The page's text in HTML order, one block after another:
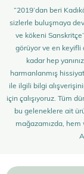
“2019’dan beri
sizlerle buluşmaya
ve kökeni
görüyor ve en keyifli
kadar hep
harmanlanmış
ile ilgili bilgi
için çalışıyoruz. Tüm
bu geleneklere ait
mağazamızda,